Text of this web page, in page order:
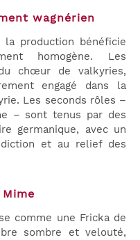
wagnérien
production bénéficie
homogène. Les
chœur de valkyries,
engagé dans la
Les seconds rôles –
– sont tenus par des
germanique, avec un
et au relief des
comme une Fricka de
sombre et velouté,